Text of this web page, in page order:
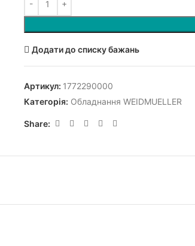
Додати до списку бажань
Артикул: 1772290000
Категорія: Обладнання WEIDMUELLER
Share: